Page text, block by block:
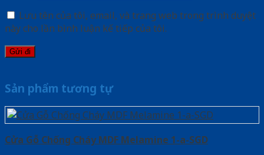
Lưu tên của tôi, email, và trang web trong trình duyệt
này cho lần bình luận kế tiếp của tôi.
Sản phẩm tương tự
Cửa Gỗ Chống Cháy MDF Melamine 1-a-SGD